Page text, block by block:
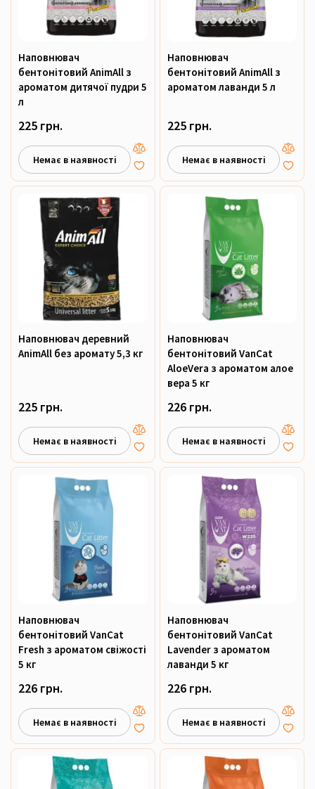
Наповнювач
бентонітовий AnimAll з
ароматом дитячої пудри 5
л
225 грн.
Немає в наявності
Наповнювач
бентонітовий AnimAll з
ароматом лаванди 5 л
225 грн.
Немає в наявності
Наповнювач деревний
AnimAll без аромату 5,3 кг
225 грн.
Немає в наявності
Наповнювач
бентонітовий VanCat
AloeVera з ароматом алое
вера 5 кг
226 грн.
Немає в наявності
Наповнювач
бентонітовий VanCat
Fresh з ароматом свіжості
5 кг
226 грн.
Немає в наявності
Наповнювач
бентонітовий VanCat
Lavender з ароматом
лаванди 5 кг
226 грн.
Немає в наявності